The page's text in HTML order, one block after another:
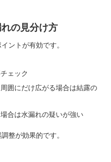
の見分け方
ントが有効です。
ェック
囲にだけ広がる場合は結露の
合は水漏れの疑いが強い
整が効果的です。